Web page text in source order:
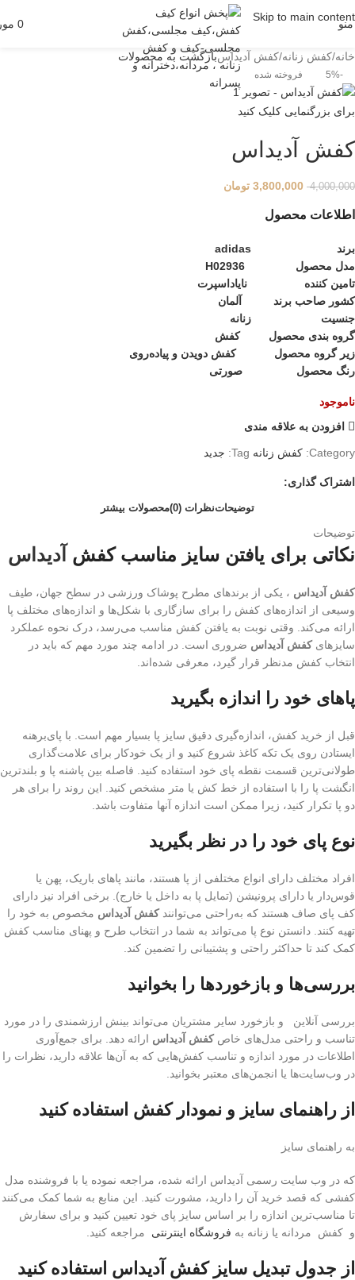
Skip to main content
منو 0
خانه کفش زنانه کفش آدیداسبازگشت به محصولات
-5% فروخته شده
برای بزرگنمایی کلیک کنید
کفش آدیداس
4,000,000
3,800,000 تومان
اطلاعات محصول
برند adidas
مدل محصول H02936
تامین کننده نایاد‌اسپرت
کشور صاحب برند آلمان
جنسیت زنانه
گروه بندی محصول کفش
زیر گروه محصول کفش دویدن و پیاده‌روی
رنگ محصول صورتی
ناموجود
افزودن به علاقه مندی
Category: کفش زنانه Tag: جدید
اشتراک گذاری:
توضیحاتنظرات (0) محصولات بیشتر
توضیحات
نکاتی برای یافتن سایز مناسب کفش آدیداس
کفش آدیداس ، یکی از برندهای مطرح پوشاک ورزشی در سطح جهان، طیف
وسیعی از اندازه‌های کفش را برای سازگاری با شکل‌ها و اندازه‌های مختلف پا
ارائه می‌کند. وقتی نوبت به یافتن کفش مناسب می‌رسد، درک نحوه عملکرد
سایزهای کفش آدیداس ضروری است. در ادامه چند مورد مهم که باید در
انتخاب کفش مدنظر قرار گیرد، معرفی شده‌اند.
پاهای خود را اندازه بگیرید
قبل از خرید کفش، اندازه‌گیری دقیق سایز پا بسیار مهم است. با پای‌برهنه
ایستادن روی یک تکه کاغذ شروع کنید و از یک خودکار برای علامت‌گذاری
طولانی‌ترین قسمت نقطه پای خود استفاده کنید. فاصله بین پاشنه پا و بلندترین
انگشت پا را با استفاده از خط کش یا متر مشخص کنید. این روند را برای هر
دو پا تکرار کنید، زیرا ممکن است اندازه آنها متفاوت باشد.
نوع پای خود را در نظر بگیرید
افراد مختلف دارای انواع مختلفی از پا هستند، مانند پاهای باریک، پهن یا
قوس‌دار یا دارای پرونیشن (تمایل پا به داخل یا خارج). برخی افراد نیز دارای
کف پای صاف هستند که به‌راحتی می‌توانند کفش آدیداس مخصوص به خود را
تهیه کنند. دانستن نوع پا می‌تواند به شما در انتخاب طرح و پهنای مناسب کفش
کمک کند تا حداکثر راحتی و پشتیبانی را تضمین کند.
بررسی‌ها و بازخوردها را بخوانید
بررسی آنلاین و بازخورد سایر مشتریان می‌تواند بینش ارزشمندی را در مورد
تناسب و راحتی مدل‌های خاص کفش آدیداس ارائه دهد. برای جمع‌آوری
اطلاعات در مورد اندازه و تناسب کفش‌هایی که به آن‌ها علاقه دارید، نظرات را
در وب‌سایت‌ها یا انجمن‌های معتبر بخوانید.
از راهنمای سایز و نمودار کفش استفاده کنید
به راهنمای سایز
که در وب‌ سایت رسمی آدیداس ارائه شده، مراجعه نموده یا با فروشنده مدل
کفشی که قصد خرید آن را دارید، مشورت کنید. این منابع به شما کمک می‌کنند
تا مناسب‌ترین اندازه را بر اساس سایز پای خود تعیین کنید و برای سفارش
و کفش مردانه یا زنانه به فروشگاه اینترنتی مراجعه کنید.
از جدول تبدیل سایز کفش آدیداس استفاده کنید